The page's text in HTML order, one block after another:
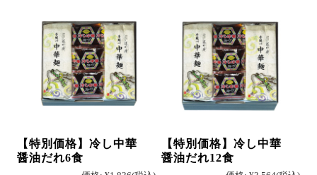
そば
中華
パスタ
【特別価格】冷し中華
醤油だれ6食
【特別価格】冷し中華
醤油だれ12食